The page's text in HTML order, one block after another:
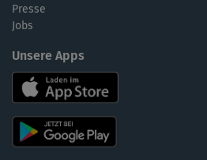
Presse
Jobs
Unsere Apps